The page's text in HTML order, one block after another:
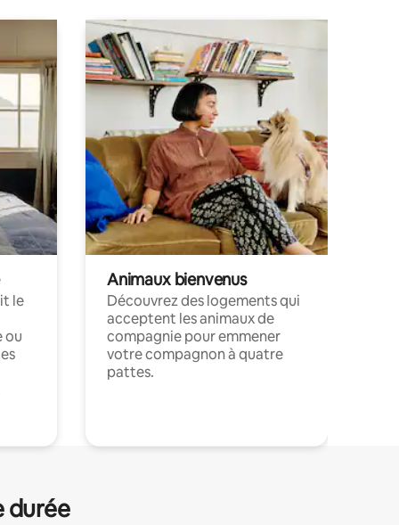
le
ou
Animaux bienvenus
Découvrez des logements qui
acceptent les animaux de
compagnie pour emmener
votre compagnon à quatre
pattes.
durée